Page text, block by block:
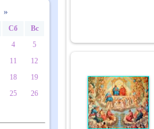
»
Сб
Вс
4
5
11
12
18
19
25
26